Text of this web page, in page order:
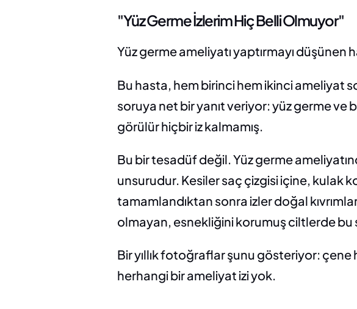
"Yüz Germe İzlerim Hiç Belli Olmuyor"
Yüz germe ameliyatı yaptırmayı düşünen
Bu hasta, hem birinci hem ikinci ameliyat
soruya net bir yanıt veriyor: yüz germe
görülür hiçbir iz kalmamış.
Bu bir tesadüf değil. Yüz germe
unsurudur. Kesiler saç çizgisi içine, kulak
tamamlandıktan sonra izler doğal
olmayan, esnekliğini korumuş ciltlerde bu
Bir yıllık fotoğraflar şunu gösteriyor:
herhangi bir ameliyat izi yok.